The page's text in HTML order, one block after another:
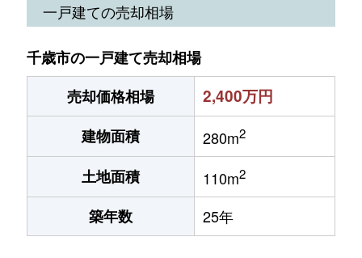
一戸建ての売却相場
千歳市の一戸建て売却相場
売却価格相場
2,400万円
建物面積 280m2
土地面積 110m2
築年数 25年